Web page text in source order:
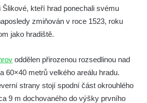
kteří hrad ponechali svému
zmiňován v roce 1523, roku
jako hradiště.
oddělen přirozenou rozsedlinou nad
60×40 metrů velkého areálu hradu.
strany stojí spodní část okrouhlého
9 m dochovaného do výšky prvního